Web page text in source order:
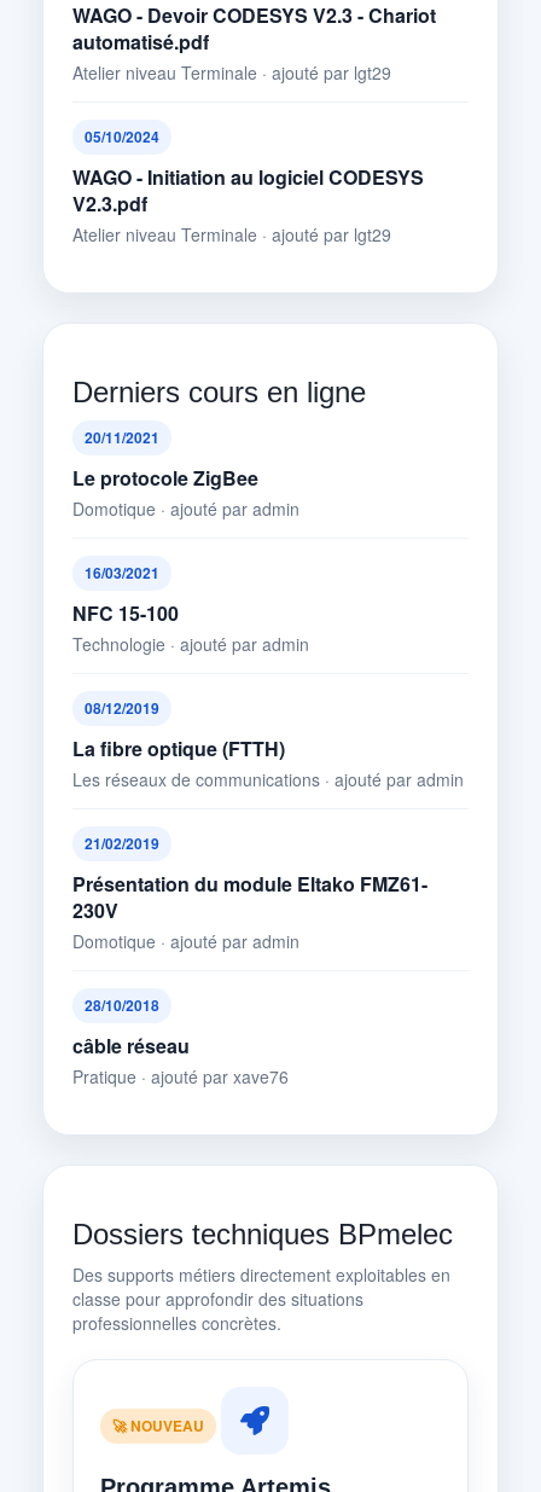
WAGO - Devoir CODESYS V2.3 - Chariot
automatisé.pdf
Atelier niveau Terminale · ajouté par lgt29
05/10/2024
WAGO - Initiation au logiciel CODESYS
V2.3.pdf
Atelier niveau Terminale · ajouté par lgt29
Derniers cours en ligne
20/11/2021
Le protocole ZigBee
Domotique · ajouté par admin
16/03/2021
NFC 15-100
Technologie · ajouté par admin
08/12/2019
La fibre optique (FTTH)
Les réseaux de communications · ajouté par admin
21/02/2019
Présentation du module Eltako FMZ61-
230V
Domotique · ajouté par admin
28/10/2018
câble réseau
Pratique · ajouté par xave76
Dossiers techniques BPmelec
Des supports métiers directement exploitables en
classe pour approfondir des situations
professionnelles concrètes.
🚀 NOUVEAU